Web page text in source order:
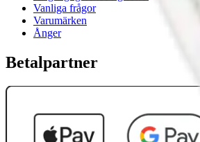
Vanliga frågor
Varumärken
Ånger
Betalpartner